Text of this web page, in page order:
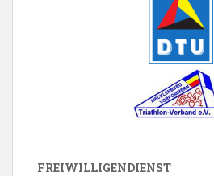
FREIWILLIGENDIENST